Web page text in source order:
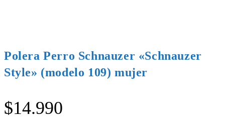
Polera Perro Schnauzer «Schnauzer
Style» (modelo 109) mujer
$14.990